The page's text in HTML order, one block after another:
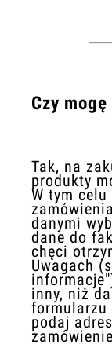
Czy
Tak, na
produkty
W tym
danymi
dane do
chęci
Uwagach
inny, niż
formularzu
podaj